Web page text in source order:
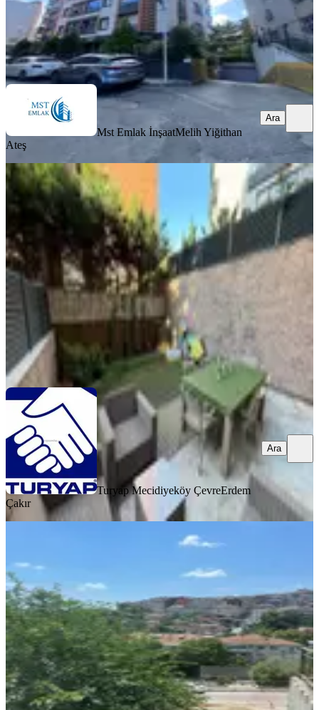
Mst Emlak İnşaatMelih Yiğithan Ateş
Ara
Mst Emlak İnşaatMelih Yiğithan
Ateş
Ara
YENİ
Kemerburgaz Bahçe Kullanımlı
Harika Dekorasyonlu Kiralık
Eyüpsultan, Mithatpaşa Mahallesi
2+1 ·160 m²·Düz Giriş (Zemin) ·06.08.2026
92.000 ₺
Turyap Mecidiyeköy Çevre Erdem Çakır
Ara
Turyap Mecidiyeköy ÇevreErdem
Çakır
Ara
İslambeyde 2+1 Önü Kapanmaz Yeni
Eyüpsultan, İslambey Mahallesi
2+1·80 m²·Yüksek giriş ·06.08.2026
47.000 ₺
Akkuzu GayrimenkulAdem Akkuzu